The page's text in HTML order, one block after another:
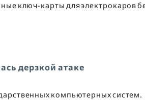
ключ-карты для электрокаров
дерзкой атаке
компьютерных систем.